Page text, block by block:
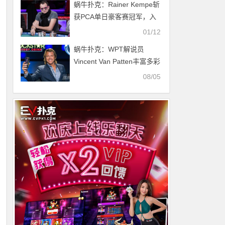
蜗牛扑克：Rainer Kempe斩
获PCA单日豪客赛冠军，入
01/12
蜗牛扑克：WPT解说员
Vincent Van Patten丰富多彩
08/05